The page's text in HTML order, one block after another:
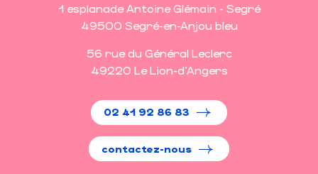
1 esplanade Antoine Glémain - Segré
49500 Segré-en-Anjou bleu
56 rue du Général Leclerc
49220 Le Lion-d'Angers
02 41 92 86 83
contactez-nous